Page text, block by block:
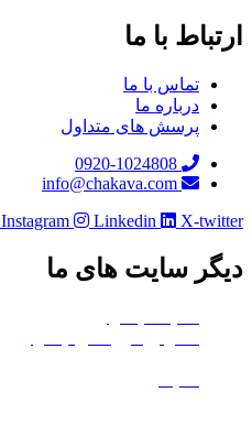
ارتباط با ما
تماس با ما
درباره ما
پرسش های متداول
0920-1024808
info@chakava.com
Instagram Linkedin X-twitter
دیگر سایت های ما